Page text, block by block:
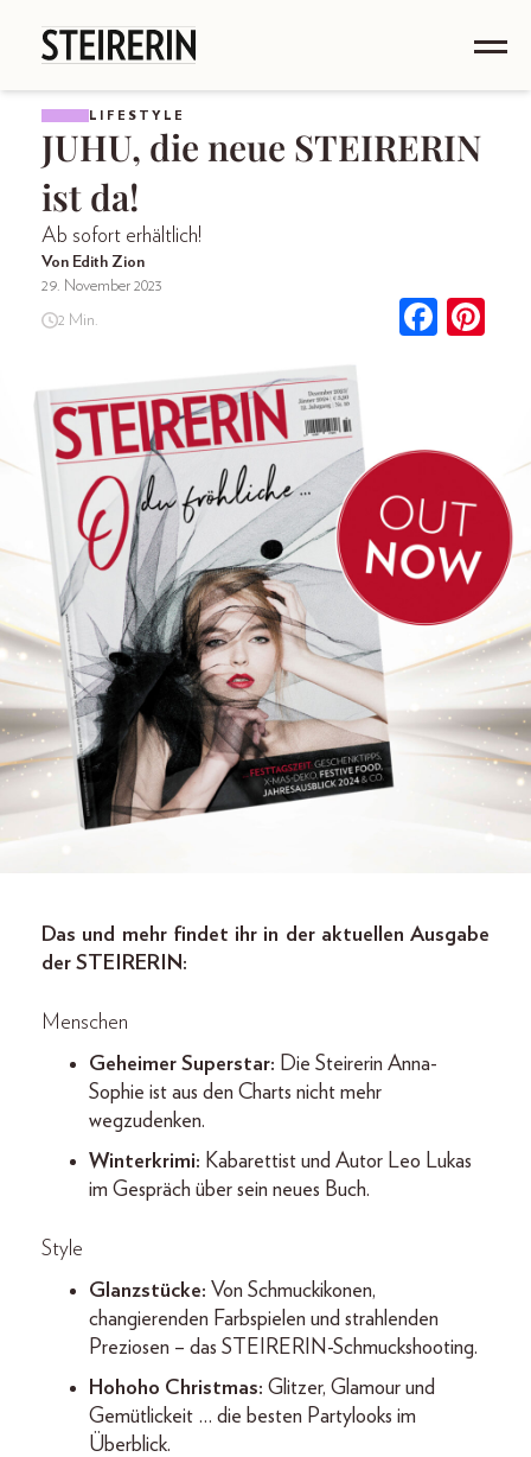
LIFESTYLE
JUHU, die neue STEIRERIN
ist da!
Ab sofort erhältlich!
Von Edith Zion
29. November 2023
2 Min.
Das und mehr findet ihr in der aktuellen Ausgabe
der STEIRERIN:
Menschen
Geheimer Superstar: Die Steirerin Anna-
Sophie ist aus den Charts nicht mehr
wegzudenken.
Winterkrimi: Kabarettist und Autor Leo Lukas
im Gespräch über sein neues Buch.
Style
Glanzstücke: Von Schmuckikonen,
changierenden Farbspielen und strahlenden
Preziosen – das STEIRERIN-Schmuckshooting.
Hohoho Christmas: Glitzer, Glamour und
Gemütlickeit … die besten Partylooks im
Überblick.